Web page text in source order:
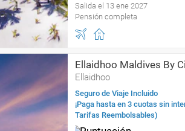
Salida el 13 ene 2027
Pensión completa
Ellaidhoo Maldives By
Ellaidhoo
Seguro de Viaje Incluido
¡Paga hasta en 3 cuotas sin
Tarifas Reembolsables)